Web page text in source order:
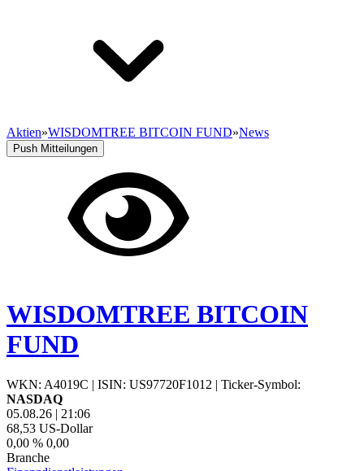
Aktien»WISDOMTREE BITCOIN FUND»News
Push Mitteilungen
WISDOMTREE BITCOIN
FUND
WKN: A4019C | ISIN: US97720F1012 | Ticker-Symbol:
NASDAQ
05.08.26 | 21:06
68,53 US-Dollar
0,00 % 0,00
Branche